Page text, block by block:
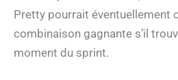
Pretty pourrait éventuellement
combinaison gagnante s’il
moment du sprint.